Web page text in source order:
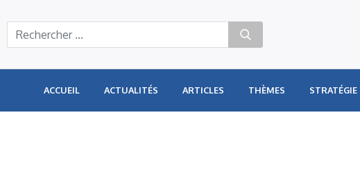
ACCUEIL ACTUALITÉS ARTICLES THÈMES STRATÉGIE